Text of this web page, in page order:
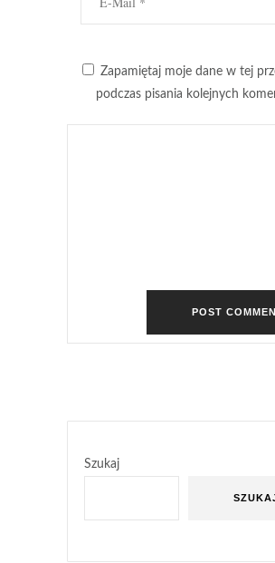
Zapamiętaj moje dane w tej
podczas pisania kolejnych
Szukaj